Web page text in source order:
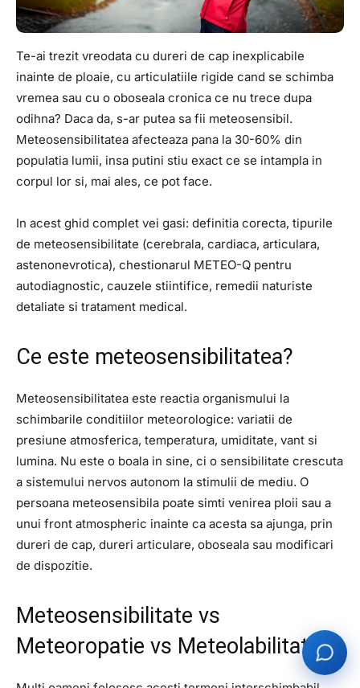
Te-ai trezit vreodata cu dureri de cap inexplicabile
inainte de ploaie, cu articulatiile rigide cand se schimba
vremea sau cu o oboseala cronica ce nu trece dupa
odihna? Daca da, s-ar putea sa fii meteosensibil.
Meteosensibilitatea afecteaza pana la 30-60% din
populatia lumii, insa putini stiu exact ce se intampla in
corpul lor si, mai ales, ce pot face.
In acest ghid complet vei gasi: definitia corecta, tipurile
de meteosensibilitate (cerebrala, cardiaca, articulara,
astenonevrotica), chestionarul METEO-Q pentru
autodiagnostic, cauzele stiintifice, remedii naturiste
detaliate si tratament medical.
Ce este meteosensibilitatea?
Meteosensibilitatea este reactia organismului la
schimbarile conditiilor meteorologice: variatii de
presiune atmosferica, temperatura, umiditate, vant si
lumina. Nu este o boala in sine, ci o sensibilitate crescuta
a sistemului nervos autonom la stimulii de mediu. O
persoana meteosensibila poate simti venirea ploii sau a
unui front atmospheric inainte ca acesta sa ajunga, prin
dureri de cap, dureri articulare, oboseala sau modificari
de dispozitie.
Meteosensibilitate vs
Meteoropatie vs Meteolabilitate